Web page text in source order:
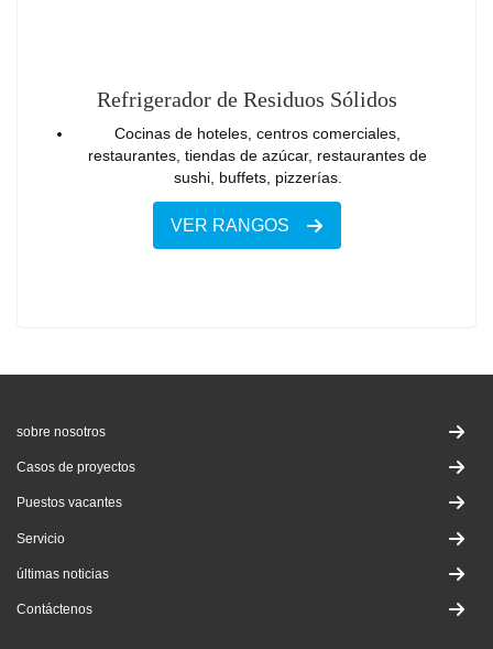
Refrigerador de Residuos Sólidos
Cocinas de hoteles, centros comerciales,
restaurantes, tiendas de azúcar, restaurantes de
sushi, buffets, pizzerías.
VER RANGOS
sobre nosotros
Casos de proyectos
Puestos vacantes
Servicio
últimas noticias
Contáctenos